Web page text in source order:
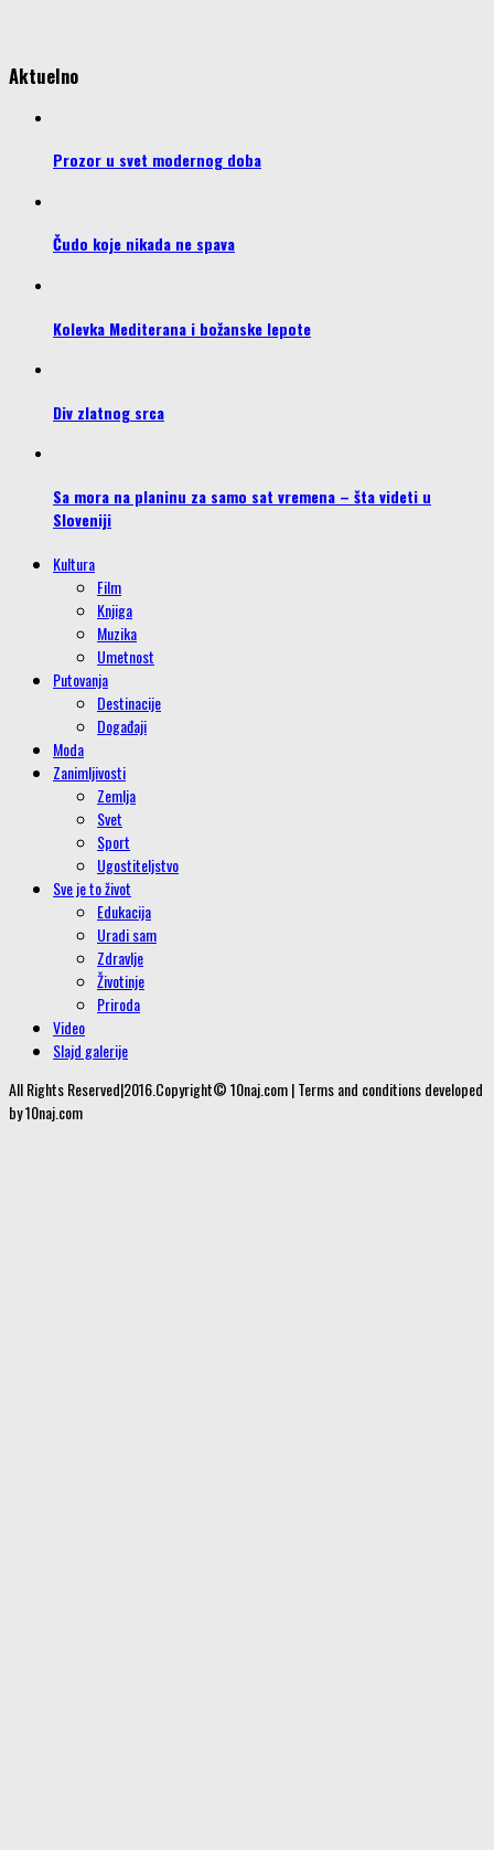
Aktuelno
Prozor u svet modernog doba
Čudo koje nikada ne spava
Kolevka Mediterana i božanske lepote
Div zlatnog srca
Sa mora na planinu za samo sat vremena – šta videti u
Sloveniji
Kultura
Film
Knjiga
Muzika
Umetnost
Putovanja
Destinacije
Događaji
Moda
Zanimljivosti
Zemlja
Svet
Sport
Ugostiteljstvo
Sve je to život
Edukacija
Uradi sam
Zdravlje
Životinje
Priroda
Video
Slajd galerije
All Rights Reserved|2016.Copyright© 10naj.com | Terms and conditions developed
by 10naj.com